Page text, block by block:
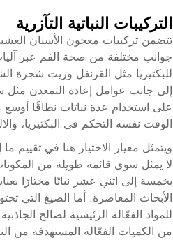
التركيبات النباتية التآزرية
تتضمن تركيبات معجون الأسنان العشبي
جوانب مختلفة من صحة الفم عبر
للبكتيريا مثل القرنفل وزيت شجرة
إلى جانب عوامل إعادة التمعدن مثل
على استخدام عدة نباتات نطاقًا أوسع
الوقت نفسه التحكم في البكتيريا،
ويتمثل معيار الاختيار هنا في تقييم
لا يمثل سوى قائمة طويلة من
بخمسة إلى اثني عشر نباتًا مختارًا
الأبحاث المعاصرة. أما الصيغ التي
للمواد الفعّالة الرئيسية لصالح
من الكميات الفعّالة المستهدفة من